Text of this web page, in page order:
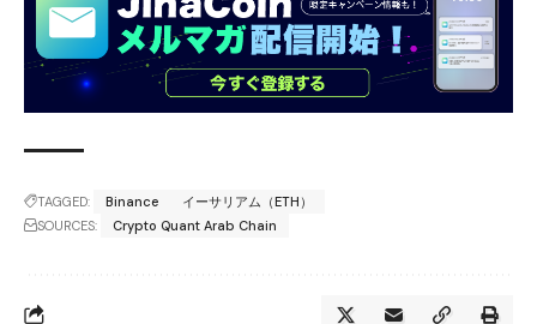
TAGGED: Binance
イーサリアム（ETH）
SOURCES:
Crypto Quant Arab Chain